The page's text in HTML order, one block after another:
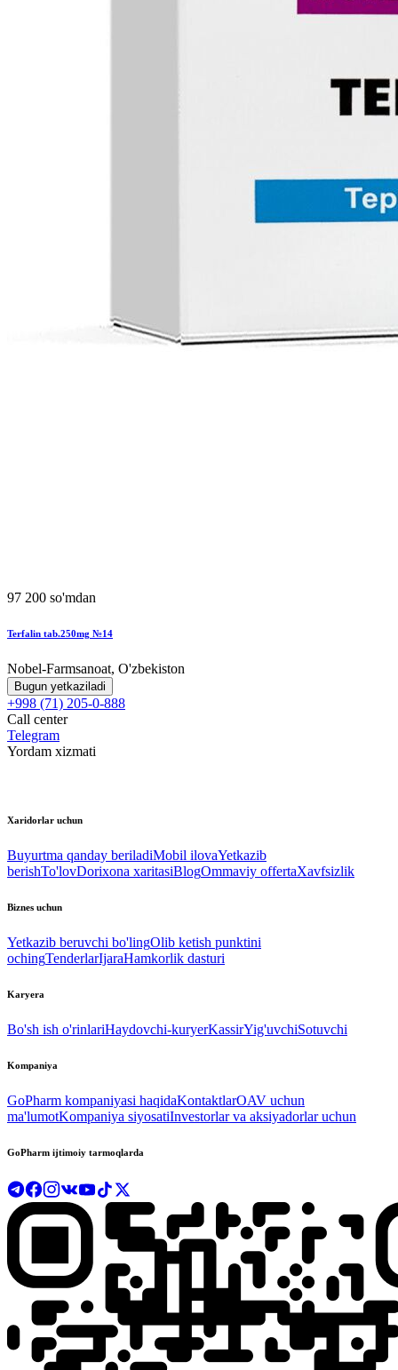
97 200 so'mdan
Terfalin tab.250mg №14
Nobel-Farmsanoat, O'zbekiston
Bugun yetkaziladi
+998 (71) 205-0-888
Call center
Telegram
Yordam xizmati
Xaridorlar uchun
Buyurtma qanday beriladiMobil ilovaYetkazib
berishTo'lovDorixona xaritasiBlogOmmaviy offertaXavfsizlik
Biznes uchun
Yetkazib beruvchi bo'lingOlib ketish punktini
ochingTenderlarIjaraHamkorlik dasturi
Karyera
Bo'sh ish o'rinlariHaydovchi-kuryerKassirYig'uvchiSotuvchi
Kompaniya
GoPharm kompaniyasi haqidaKontaktlarOAV uchun
ma'lumotKompaniya siyosatiInvestorlar va aksiyadorlar uchun
GoPharm ijtimoiy tarmoqlarda